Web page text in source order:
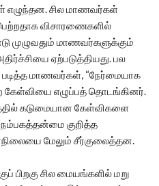
எழுந்தன. சில மாணவர்கள்
விசாரணைகளில்
முழுவதும் மாணவர்களுக்கும்
ஏற்படுத்தியது. பல
மாணவர்கள், “நேர்மையாக
கேள்வியை எழுப்பத் தொடங்கினர்.
கடுமையான கேள்விகளை
நம்பகத்தன்மை குறித்த
மேலும் சீர்குலைத்தன.
பிறகு சில மையங்களில் மறு